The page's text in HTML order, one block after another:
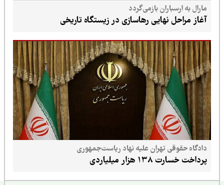
مارال به ارسباران بازمی‌گردد
آغاز مراحل نهایی رهاسازی در زیستگاه تاریخی
دادگاه حقوقی تهران علیه نهاد ریاست‌جمهوری
پرداخت خسارت ۱۳۸ هزار میلیاردی